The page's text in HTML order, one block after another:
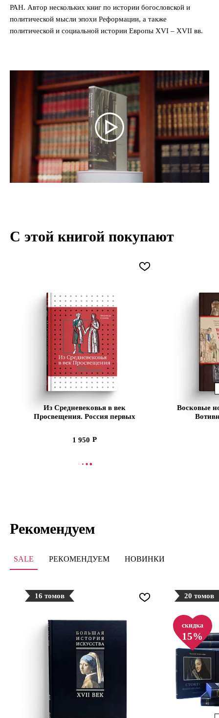
РАН. Автор нескольких книг по истории богословской и
политической мысли эпохи Реформации, а также
политической и социальной истории Европы XVI – XVII вв.
С этой книгой покупают
Из Средневековья в век
Просвещения. Россия первых
1 950
В КОРЗИНУ
Восковые
Рекомендуем
SALE РЕКОМЕНДУЕМ НОВИНКИ
16 томов 20 томов
скидка
15%